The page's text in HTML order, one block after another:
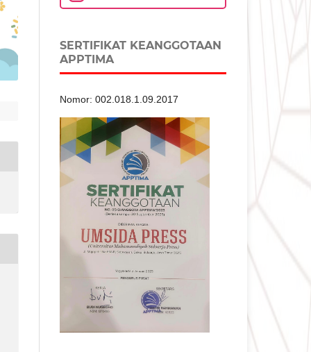
SERTIFIKAT KEANGGOTAAN
APPTIMA
Nomor: 002.018.1.09.2017